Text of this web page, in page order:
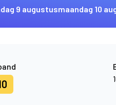
9 augustusmaandag 10